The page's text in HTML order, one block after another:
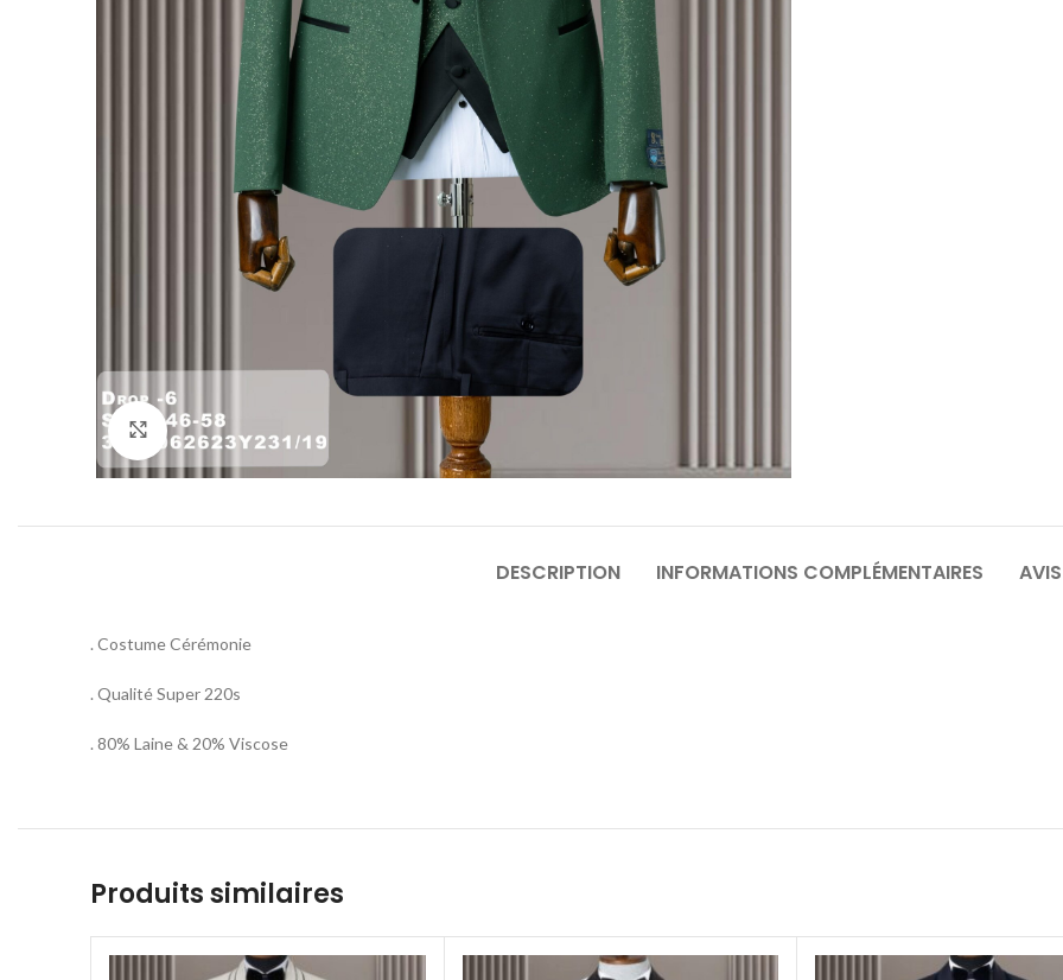
Agrandir
DESCRIPTION INFORMATIONS COMPLÉMENTAIRES
. Costume Cérémonie
. Qualité Super 220s
. 80% Laine & 20% Viscose
Produits similaires